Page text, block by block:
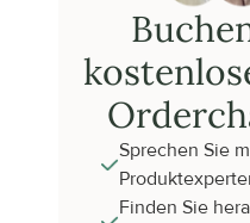
Sprechen Sie
Finden Sie